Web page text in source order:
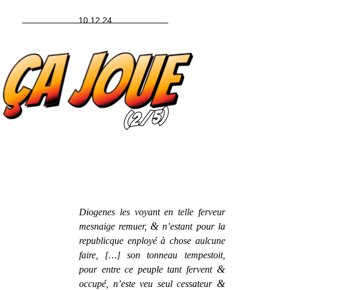
10 12 24
Diogenes les voyant en telle fer­veur
mes­naige remuer,& n’estant pour la
repu­blicque enployé à chose aul­cune
faire, […] son ton­neau tem­pes­toit,
pour entre ce peuple tant fervent &
occu­pé, n’este veu seul ces­sa­teur &